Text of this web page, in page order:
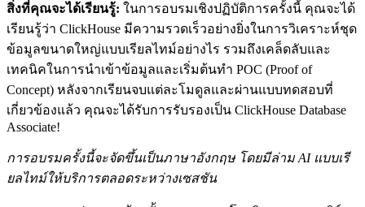
สิ่งที่คุณจะได้เรียนรู้: ในการอบรมเชิงปฏิบัติการครั้งนี้ คุณจะได้
เรียนรู้ว่า ClickHouse มีความรวดเร็วอย่างยิ่งในการวิเคราะห์ชุด
ข้อมูลขนาดใหญ่แบบเรียลไทม์อย่างไร รวมถึงเคล็ดลับและ
เทคนิคในการนำเข้าข้อมูลและเริ่มต้นทำ POC (Proof of
Concept) หลังจากเรียนจบแต่ละโมดูลและผ่านแบบทดสอบที่
เกี่ยวข้องแล้ว คุณจะได้รับการรับรองเป็น ClickHouse Database
Associate!
การอบรมครั้งนี้จะจัดขึ้นเป็นภาษาอังกฤษ โดยมีล่าม AI แบบเรี
ยลไทม์ให้บริการตลอดระหว่างเซสชัน